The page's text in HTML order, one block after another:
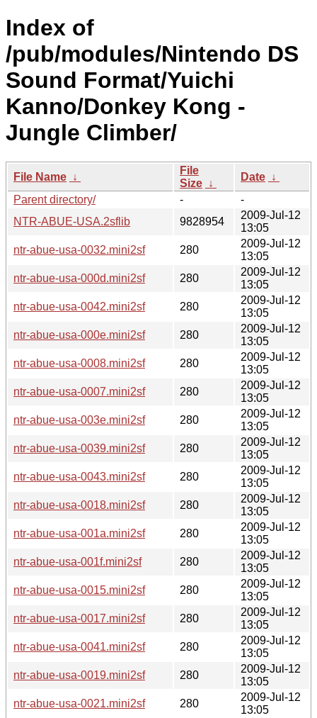
Index of
/pub/modules/Nintendo DS
Sound Format/Yuichi
Kanno/Donkey Kong -
Jungle Climber/
File Name ↓
File
Size ↓
Date ↓
Parent directory/
-
-
NTR-ABUE-USA.2sflib
9828954
2009-Jul-12
13:05
ntr-abue-usa-0032.mini2sf
280
2009-Jul-12
13:05
ntr-abue-usa-000d.mini2sf
280
2009-Jul-12
13:05
ntr-abue-usa-0042.mini2sf
280
2009-Jul-12
13:05
ntr-abue-usa-000e.mini2sf
280
2009-Jul-12
13:05
ntr-abue-usa-0008.mini2sf
280
2009-Jul-12
13:05
ntr-abue-usa-0007.mini2sf
280
2009-Jul-12
13:05
ntr-abue-usa-003e.mini2sf
280
2009-Jul-12
13:05
ntr-abue-usa-0039.mini2sf
280
2009-Jul-12
13:05
ntr-abue-usa-0043.mini2sf
280
2009-Jul-12
13:05
ntr-abue-usa-0018.mini2sf
280
2009-Jul-12
13:05
ntr-abue-usa-001a.mini2sf
280
2009-Jul-12
13:05
ntr-abue-usa-001f.mini2sf
280
2009-Jul-12
13:05
ntr-abue-usa-0015.mini2sf
280
2009-Jul-12
13:05
ntr-abue-usa-0017.mini2sf
280
2009-Jul-12
13:05
ntr-abue-usa-0041.mini2sf
280
2009-Jul-12
13:05
ntr-abue-usa-0019.mini2sf
280
2009-Jul-12
13:05
ntr-abue-usa-0021.mini2sf
280
2009-Jul-12
13:05